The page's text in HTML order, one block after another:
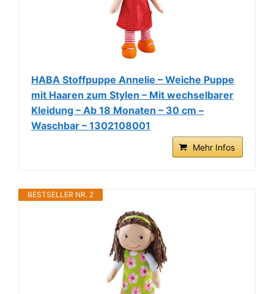
HABA Stoffpuppe Annelie – Weiche Puppe
mit Haaren zum Stylen – Mit wechselbarer
Kleidung – Ab 18 Monaten – 30 cm –
Waschbar – 1302108001
Mehr Infos
BESTSELLER NR. 2